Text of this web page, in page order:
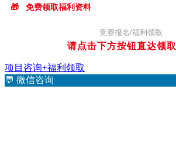
🎁 免费领取福利资料
竞赛报名/福利领取
请点击下方按钮直达领取
项目咨询+福利领取
💬 微信咨询